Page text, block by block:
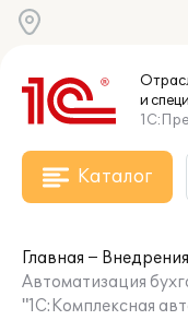
и
Каталог
Главная
Внедрения
Автоматизация
"1С:Комплексная